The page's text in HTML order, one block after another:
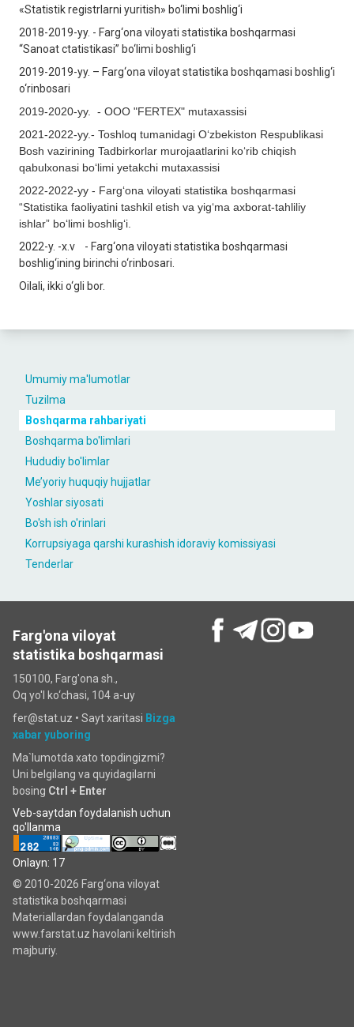
Umumiy ma'lumotlar
Tuzilma
Boshqarma rahbariyati
Boshqarma bo'limlari
Hududiy bo'limlar
Me’yoriy huquqiy hujjatlar
Yoshlar siyosati
Bo'sh ish o'rinlari
Korrupsiyaga qarshi kurashish idoraviy komissiyasi
Tenderlar
«Statistik registrlarni yuritish» bo‘limi boshlig‘i
2018-2019-yy. - Farg‘ona viloyati statistika boshqarmasi
“Sanoat ctatistikasi” bo‘limi boshlig‘i
2019-2019-yy. – Farg‘ona viloyat statistika boshqamasi boshlig‘i
o‘rinbosari
2019-2020-yy. - OOO "FERTEX" mutaxassisi
2021-2022-yy.- Toshloq tumanidagi O‘zbekiston Respublikasi
Bosh vazirining Tadbirkorlar murojaatlarini ko‘rib chiqish
qabulxonasi bo‘limi yetakchi mutaxassisi
2022-2022-yy - Farg‘ona viloyati statistika boshqarmasi
“Statistika faoliyatini tashkil etish va yig‘ma axborat-tahliliy
ishlar” bo‘limi boshlig‘i.
2022-y. -x.v - Farg‘ona viloyati statistika boshqarmasi
boshlig‘ining birinchi o‘rinbosari.
Oilali, ikki o‘gli bor.
Farg'ona viloyat
statistika boshqarmasi
150100, Farg'ona sh.,
Oq yo'l ko‘chаsi, 104 a-uy
fer@stat.uz • Sayt xaritasi Bizga
xabar yuboring
Ma`lumotda xato topdingizmi?
Uni belgilang va quyidagilarni
bosing Ctrl + Enter
Veb-saytdan foydalanish uchun
qo'llanma
Onlayn: 17
© 2010-2026 Farg‘ona viloyat
statistika boshqarmasi
Materiallardan foydalanganda
www.farstat.uz havolani keltirish
majburiy.